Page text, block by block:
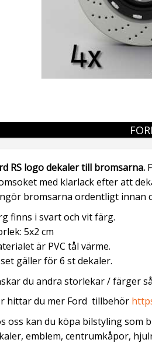
RS logo dekaler till bromsarna.
med klarlack efter att
bromsarna ordentligt innan
finns i svart och vit färg.
5x2 cm
är PVC tål värme.
gäller för 6 st dekaler.
du andra storlekar / färger
hittar du mer Ford tillbehör
oss kan du köpa bilstyling som
emblem, centrumkåpor,